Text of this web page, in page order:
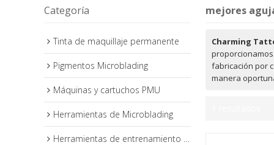
Categoría
Tinta de maquillaje permanente
Pigmentos Microblading
Máquinas y cartuchos PMU
Herramientas de Microblading
Herramientas de entrenamiento de maquillaje permanente
mejores
Charming
fabricación por
manera